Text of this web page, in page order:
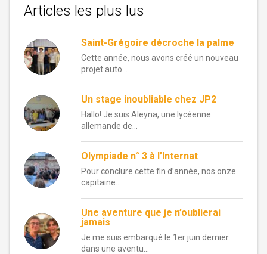
Articles les plus lus
Saint-Grégoire décroche la palme
Cette année, nous avons créé un nouveau
projet auto...
Un stage inoubliable chez JP2
Hallo! Je suis Aleyna, une lycéenne
allemande de...
Olympiade n° 3 à l’Internat
Pour conclure cette fin d’année, nos onze
capitaine...
Une aventure que je n’oublierai
jamais
Je me suis embarqué le 1er juin dernier
dans une aventu...